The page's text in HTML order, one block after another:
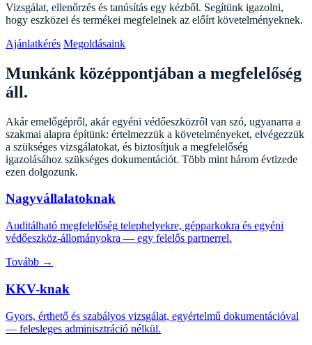
Vizsgálat, ellenőrzés és tanúsítás egy kézből. Segítünk igazolni,
hogy eszközei és termékei megfelelnek az előírt követelményeknek.
Ajánlatkérés Megoldásaink
Munkánk középpontjában a megfelelőség
áll.
Akár emelőgépről, akár egyéni védőeszközről van szó, ugyanarra a
szakmai alapra építünk: értelmezzük a követelményeket, elvégezzük
a szükséges vizsgálatokat, és biztosítjuk a megfelelőség
igazolásához szükséges dokumentációt. Több mint három évtizede
ezen dolgozunk.
Nagyvállalatoknak
Auditálható megfelelőség telephelyekre, gépparkokra és egyéni
védőeszköz-állományokra — egy felelős partnerrel.
Tovább →
KKV-knak
Gyors, érthető és szabályos vizsgálat, egyértelmű dokumentációval
— felesleges adminisztráció nélkül.